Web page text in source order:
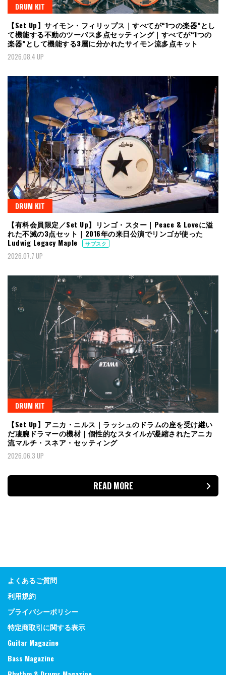
DRUM KIT
【Set Up】サイモン・フィリップス｜すべてが“1つの楽器”とし
て機能する不動のツーバス多点セッティング｜すべてが“1つの
楽器”として機能する3層に分かれたサイモン流多点キット
2026.08.4 UP
DRUM KIT
【有料会員限定／Set Up】リンゴ・スター｜Peace & Loveに溢
れた不滅の3点セット｜2016年の来日公演でリンゴが使った
Ludwig Legacy Maple
サブスク
2026.07.7 UP
DRUM KIT
【Set Up】アニカ・ニルス｜ラッシュのドラムの座を受け継い
だ凄腕ドラマーの機材｜個性的なスタイルが凝縮されたアニカ
流マルチ・スネア・セッティング
2026.06.3 UP
READ MORE
よくあるご質問
利用規約
プライバシーポリシー
特定商取引に関する表示
Guitar Magazine
Bass Magazine